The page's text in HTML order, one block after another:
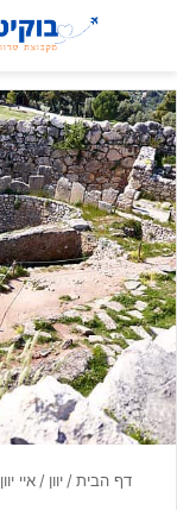
חפשו עבור
דף הבית/ יוון / איי יוון